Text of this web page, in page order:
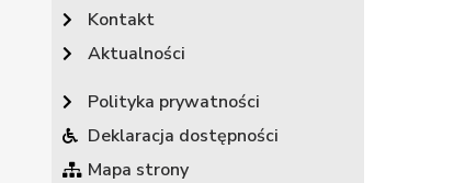
Kontakt
Aktualności
Polityka prywatności
Deklaracja dostępności
Mapa strony